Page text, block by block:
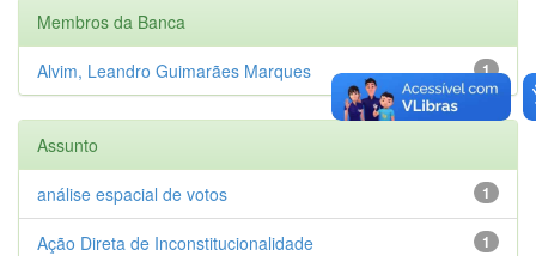
Membros da Banca
1
Alvim, Leandro Guimarães Marques
Assunto
1
análise espacial de votos
1
Ação Direta de Inconstitucionalidade